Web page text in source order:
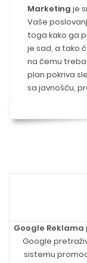
Marketing je
Vaše
toga kako ga
je sad, a tako
na čemu
plan pokriva
sa javnošću,
Google Reklama
Google
sistemu